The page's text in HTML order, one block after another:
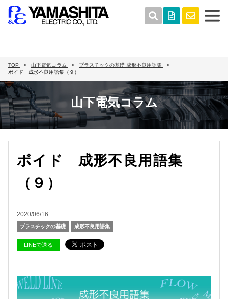
TOP 山下電気コラム プラスチックの基礎 成形不良用語集
ボイド 成形不良用語集（９）
山下電気コラム
ボイド 成形不良用語集
（９）
2020/06/16
プラスチックの基礎 成形不良用語集
LINEで送る